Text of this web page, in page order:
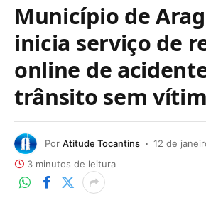
Município de
inicia serviço de
online de
trânsito sem
Por Atitude Tocantins
12 de
3 minutos de leitura